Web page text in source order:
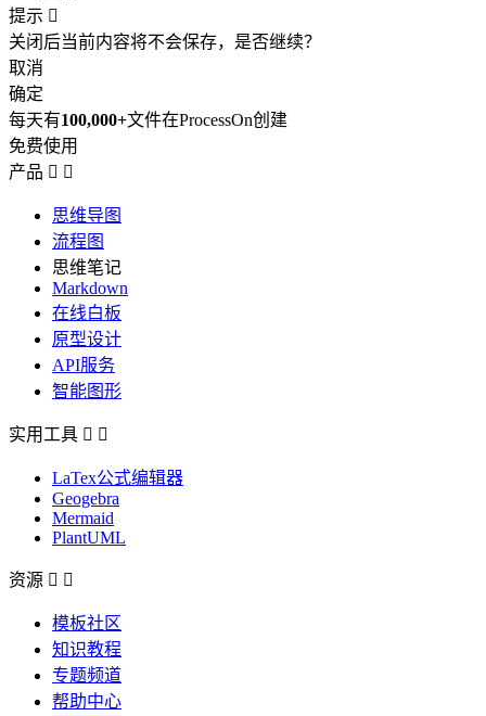
提示 
关闭后当前内容将不会保存，是否继续？
取消
确定
每天有100,000+文件在ProcessOn创建
免费使用
产品  
思维导图
流程图
思维笔记
Markdown
在线白板
原型设计
API服务
智能图形
实用工具  
LaTex公式编辑器
Geogebra
Mermaid
PlantUML
资源  
模板社区
知识教程
专题频道
帮助中心